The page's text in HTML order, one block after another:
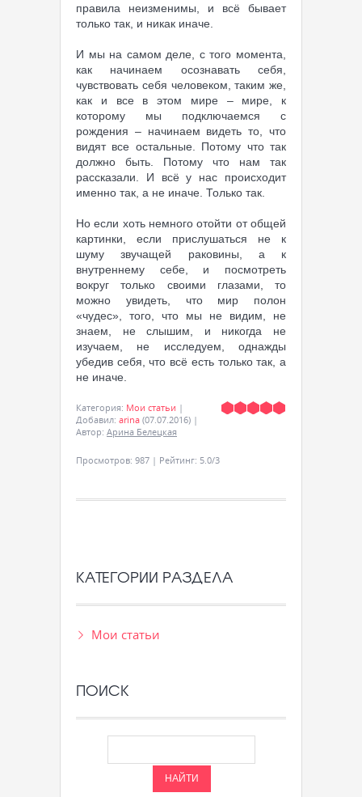
правила неизменимы, и всё бывает
только так, и никак иначе.
И мы на самом деле, с того момента,
как начинаем осознавать себя,
чувствовать себя человеком, таким же,
как и все в этом мире – мире, к
которому мы подключаемся с
рождения – начинаем видеть то, что
видят все остальные. Потому что так
должно быть. Потому что нам так
рассказали. И всё у нас происходит
именно так, а не иначе. Только так.
Но если хоть немного отойти от общей
картинки, если прислушаться не к
шуму звучащей раковины, а к
внутреннему себе, и посмотреть
вокруг только своими глазами, то
можно увидеть, что мир полон
«чудес», того, что мы не видим, не
знаем, не слышим, и никогда не
изучаем, не исследуем, однажды
убедив себя, что всё есть только так, а
не иначе.
Категория: Мои статьи |
Добавил: arina (07.07.2016) |
Автор: Арина Белецкая
Просмотров: 987 | Рейтинг: 5.0/3
КАТЕГОРИИ РАЗДЕЛА
Мои статьи
ПОИСК